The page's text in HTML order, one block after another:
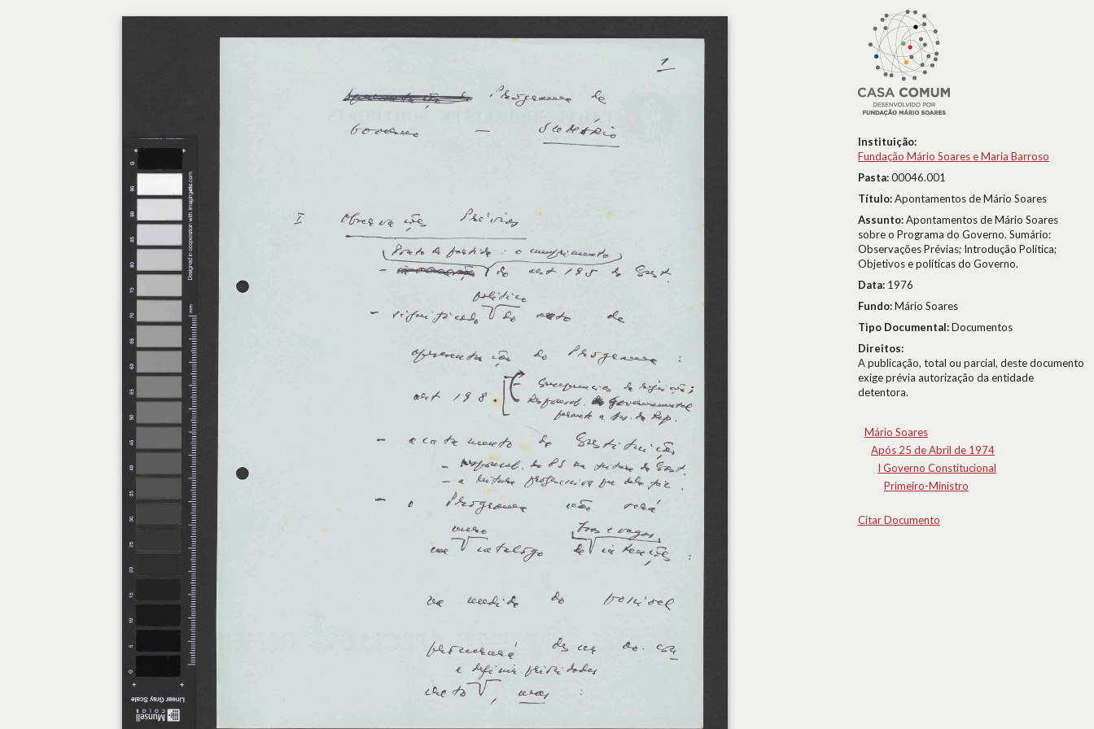
Instituição:
Fundação Mário Soares e Maria Barroso
Pasta:00046.001
Título:Apontamentos de Mário Soares
Assunto:Apontamentos de Mário Soares
sobre o Programa do Governo. Sumário:
Observações Prévias; Introdução Política;
Objetivos e políticas do Governo.
Data: 1976
Fundo:Mário Soares
Tipo Documental:Documentos
Direitos:
A publicação, total ou parcial, deste documento
exige prévia autorização da entidade
detentora.
Mário Soares
Após 25 de Abril de 1974
I Governo Constitucional
Primeiro-Ministro
Citar Documento